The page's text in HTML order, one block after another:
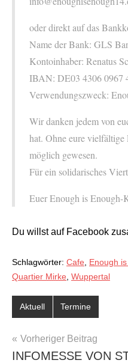
oder direkt auf das
Name der Bank: GLS
Kontoinhaber: Renatus
IBAN: DE03 4306 0967
Verwendungszweck:
Wir danken jedem von
hat. Ohne eure
möglich gewesen.
Für ein solidarisches
Euer Enough is
Du willst auf Facebook
Schlagwörter: Cafe, Enough
Quartier Mirke, Wuppertal
Aktuell Termine
Vorheriger Beitrag
INFOMESSE VON